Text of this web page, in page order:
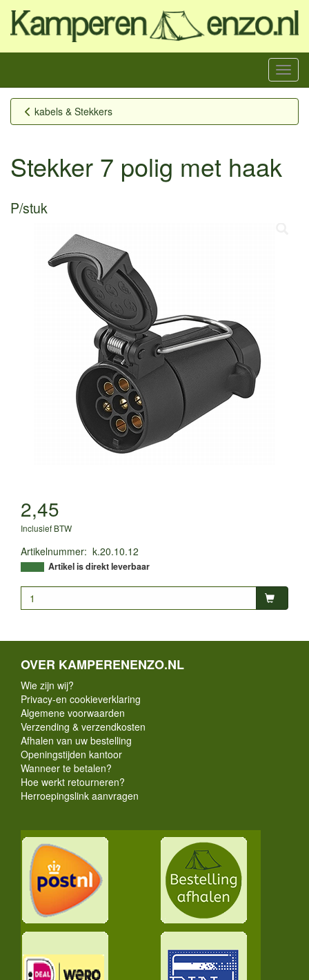
Menu
kabels & Stekkers
Stekker 7 polig met haak
P/stuk
2,45
Inclusief BTW
Artikelnummer: k.20.10.12
Artikel is direkt leverbaar
OVER KAMPERENENZO.NL
Wie zijn wij?
Privacy-en cookieverklaring
Algemene voorwaarden
Verzending & verzendkosten
Afhalen van uw bestelling
Openingstijden kantoor
Wanneer te betalen?
Hoe werkt retourneren?
Herroepingslink aanvragen